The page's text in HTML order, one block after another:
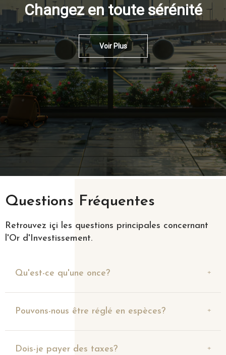
Changez en toute sérénité
Voir Plus
Questions Fréquentes
Retrouvez içi les questions principales concernant
l'Or d'Investissement.
Qu'est-ce qu'une once?
Pouvons-nous être réglé en espèces?
Dois-je payer des taxes?